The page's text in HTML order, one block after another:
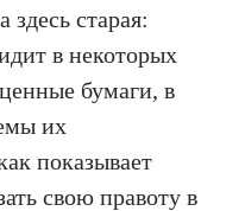
здесь старая:
в некоторых
бумаги, в
их
показывает
свою правоту в